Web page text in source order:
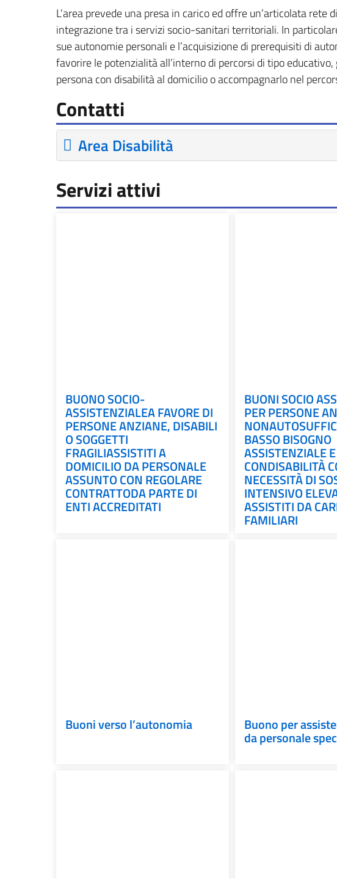
L’area prevede una presa in carico ed offre un’articolata
integrazione tra i servizi socio-sanitari territoriali. In
sue autonomie personali e l’acquisizione di prerequisiti di
favorire le potenzialità all’interno di percorsi di tipo
persona con disabilità al domicilio o accompagnarlo nel
Contatti
Area Disabilità
Servizi attivi
BUONO SOCIO-
ASSISTENZIALEA FAVORE DI
PERSONE ANZIANE, DISABILI
O SOGGETTI
FRAGILIASSISTITI A
DOMICILIO DA PERSONALE
ASSUNTO CON REGOLARE
CONTRATTODA PARTE DI
ENTI ACCREDITATI
BUONI SOCIO
PER PERSONE
BASSO BISOGNO
ASSISTENZIALE
CONDISABILITÀ
NECESSITÀ DI
INTENSIVO
ASSISTITI DA
FAMILIARI
Buoni verso l’autonomia Buono per
da personale